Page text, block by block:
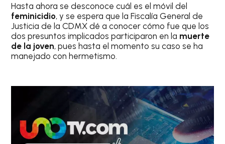
Hasta ahora se desconoce cuál es el móvil del
feminicidio, y se espera que la Fiscalía General de
Justicia de la CDMX dé a conocer cómo fue que los
dos presuntos implicados participaron en la muerte
de la joven, pues hasta el momento su caso se ha
manejado con hermetismo.